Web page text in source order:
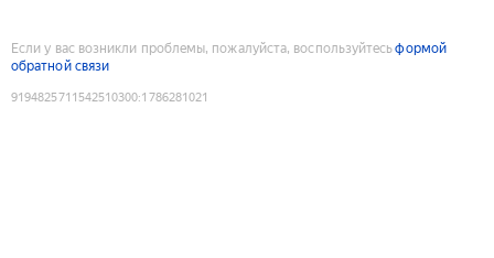
Если у вас возникли проблемы, пожалуйста, воспользуйтесьформой
обратной связи
9194825711542510300:1786281021